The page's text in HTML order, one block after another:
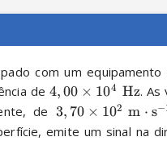
com um
de 4,00 × 104 Hz. As
de 3, 70 × 102 m ⋅ s−
emite um sinal na